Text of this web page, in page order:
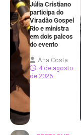
Júlia Cristiano
participa do
Viradão Gospel
Rio e ministra
em dois palcos
do evento
Ana Costa
4 de agosto
de 2026